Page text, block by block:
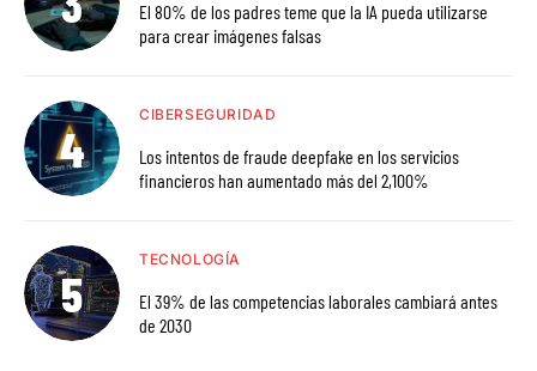
El 80% de los padres teme que la IA pueda utilizarse
para crear imágenes falsas
CIBERSEGURIDAD
Los intentos de fraude deepfake en los servicios
financieros han aumentado más del 2,100%
TECNOLOGÍA
El 39% de las competencias laborales cambiará antes
de 2030